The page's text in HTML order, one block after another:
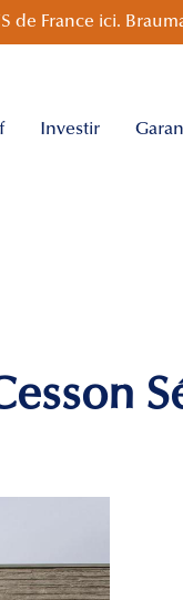
de France ici.
Investir